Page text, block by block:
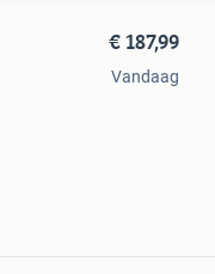
€ 187,99
Vandaag